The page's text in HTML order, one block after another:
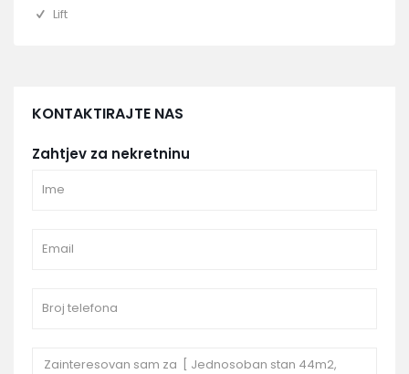
Lift
KONTAKTIRAJTE NAS
Zahtjev za nekretninu